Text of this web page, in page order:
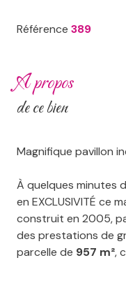
Référence 389
a propos
de ce bien
Magnifique pavillon
À quelques minutes
en EXCLUSIVITÉ ce
construit en 2005,
des prestations de
parcelle de 957 m²,